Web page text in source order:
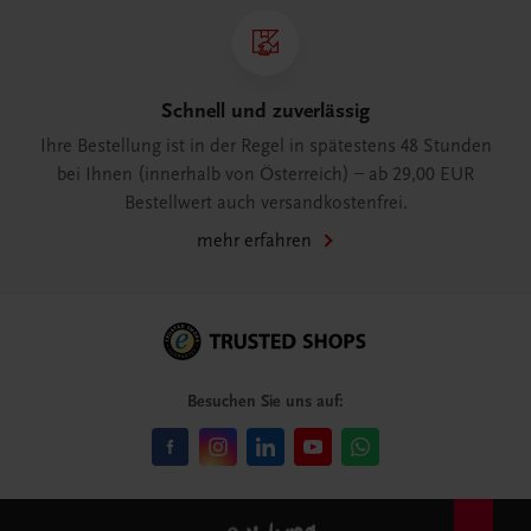
Schnell und zuverlässig
Ihre Bestellung ist in der Regel in spätestens 48 Stunden
bei Ihnen (innerhalb von Österreich) – ab 29,00 EUR
Bestellwert auch versandkostenfrei.
mehr erfahren
Besuchen Sie uns auf: